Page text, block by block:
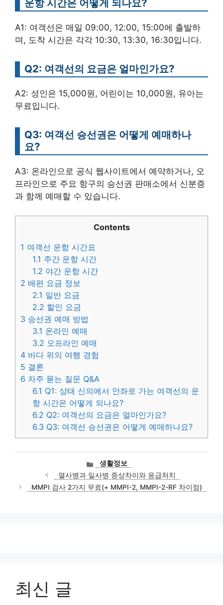
운항 시간은 어떻게 되나요?
A1: 여객선은 매일 09:00, 12:00, 15:00에 출발하
며, 도착 시간은 각각 10:30, 13:30, 16:30입니다.
Q2: 여객선의 요금은 얼마인가요?
A2: 성인은 15,000원, 어린이는 10,000원, 유아는
무료입니다.
Q3: 여객선 승선권은 어떻게 예매하나
요?
A3: 온라인으로 공식 웹사이트에서 예약하거나, 오
프라인으로 주요 항구의 승선권 판매소에서 신분증
과 함께 예매할 수 있습니다.
Contents
1 여객선 운항 시간표
1.1 주간 운항 시간
1.2 야간 운항 시간
2 배편 요금 정보
2.1 일반 요금
2.2 할인 요금
3 승선권 예매 방법
3.1 온라인 예매
3.2 오프라인 예매
4 바다 위의 여행 경험
5 결론
6 자주 묻는 질문 Q&A
6.1 Q1: 상태 신의에서 안좌로 가는 여객선의 운
항 시간은 어떻게 되나요?
6.2 Q2: 여객선의 요금은 얼마인가요?
6.3 Q3: 여객선 승선권은 어떻게 예매하나요?
카
테
고
리
생활정보
열사병과 일사병 증상차이와 응급처치
MMPI 검사 2가지 무료(+ MMPI-2, MMPI-2-RF 차이점)
최신 글